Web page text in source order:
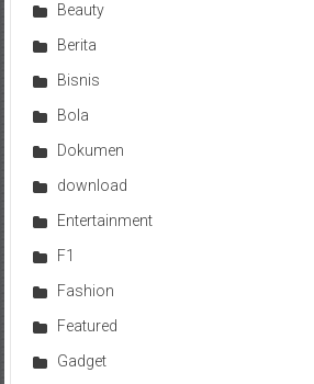
Beauty
Berita
Bisnis
Bola
Dokumen
download
Entertainment
F1
Fashion
Featured
Gadget